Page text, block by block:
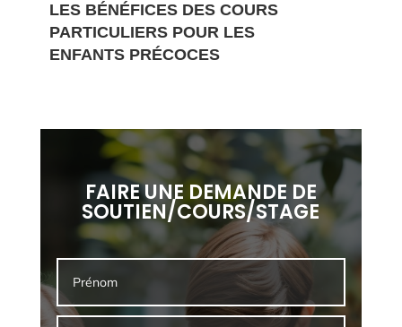
LES BÉNÉFICES DES COURS
PARTICULIERS POUR LES
ENFANTS PRÉCOCES
FAIRE UNE DEMANDE DE
SOUTIEN/COURS/STAGE